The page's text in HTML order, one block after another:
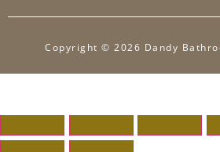
Copyright © 2026 Dandy